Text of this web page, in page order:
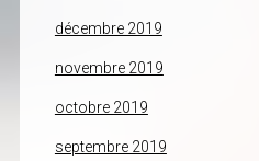
décembre 2019
novembre 2019
octobre 2019
septembre 2019